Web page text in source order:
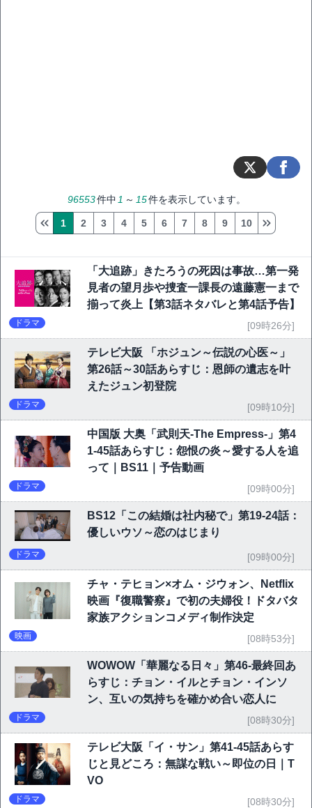
96553件中 1 ～ 15件を表示しています。
1 2 3 4 5 6 7 8 9 10
「大追跡」きたろうの死因は事故…第一発
見者の望月歩や捜査一課長の遠藤憲一まで
揃って炎上【第3話ネタバレと第4話予告】
ドラマ [09時26分]
テレビ大阪 「ホジュン～伝説の心医～」
第26話～30話あらすじ：恩師の遺志を叶
えたジュン初登院
ドラマ [09時10分]
中国版 大奥「武則天-The Empress-」第4
1-45話あらすじ：怨恨の炎～愛する人を追
って｜BS11｜予告動画
ドラマ [09時00分]
BS12「この結婚は社内秘で」第19-24話：
優しいウソ～恋のはじまり
ドラマ [09時00分]
チャ・テヒョン×オム・ジウォン、Netflix
映画『復職警察』で初の夫婦役！ドタバタ
家族アクションコメディ制作決定
映画 [08時53分]
WOWOW「華麗なる日々」第46-最終回あ
らすじ：チョン・イルとチョン・インソ
ン、互いの気持ちを確かめ合い恋人に
ドラマ [08時30分]
テレビ大阪「イ・サン」第41-45話あらす
じと見どころ：無謀な戦い～即位の日｜T
VO
ドラマ [08時30分]